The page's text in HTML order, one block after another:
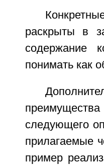
раскрыты в
содержание
понимать как
следующего
прилагаемые
пример